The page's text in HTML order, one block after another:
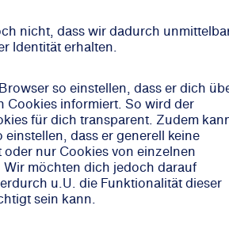
nicht, dass wir dadurch
Identität erhalten.
so einstellen, dass er dich
Cookies informiert. So wird der
für dich transparent. Zudem
dass er generell keine
nur Cookies von einzelnen
möchten dich jedoch darauf
u.U. die Funktionalität dieser
sein kann.